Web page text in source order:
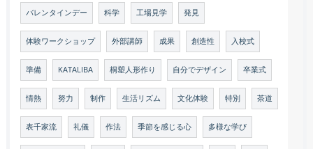
バレンタインデー 科学 工場見学 発見
体験ワークショップ 外部講師 成果 創造性 入校式
準備 KATALIBA 桐塑人形作り 自分でデザイン 卒業式
情熱 努力 制作 生活リズム 文化体験 特別 茶道
表千家流 礼儀 作法 季節を感じる心 多様な学び